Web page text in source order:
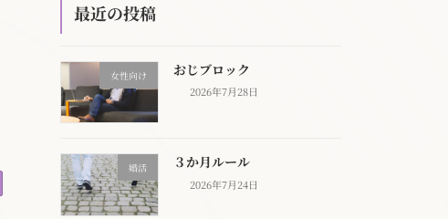
最近の投稿
女性向け おじブロック
2026年7月28日
婚活 ３か月ルール
2026年7月24日